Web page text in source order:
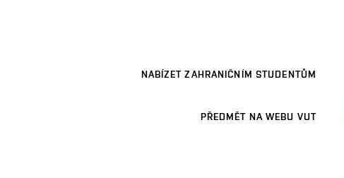
NABÍZET ZAHRANIČNÍM STUDENTŮM
PŘEDMĚT NA WEBU VUT